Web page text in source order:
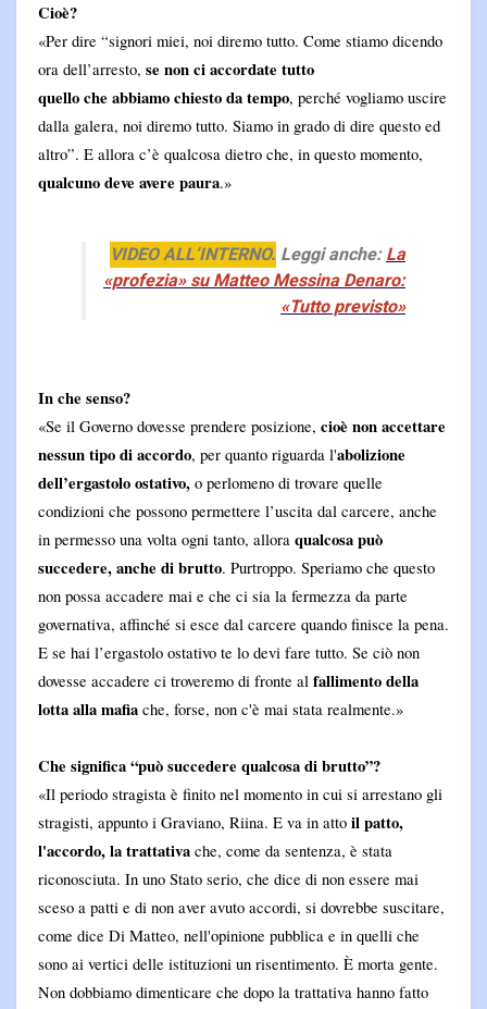
Cioè?
«Per dire “signori miei, noi diremo tutto. Come stiamo dicendo
ora dell’arresto, se non ci accordate tutto
quello che abbiamo chiesto da tempo, perché vogliamo uscire
dalla galera, noi diremo tutto. Siamo in grado di dire questo ed
altro”. E allora c’è qualcosa dietro che, in questo momento,
qualcuno deve avere paura.»
VIDEO ALL’INTERNO. Leggi anche:La
«profezia» su Matteo Messina Denaro:
«Tutto previsto»
In che senso?
«Se il Governo dovesse prendere posizione, cioè non accettare
nessun tipo di accordo, per quanto riguarda l'abolizione
dell’ergastolo ostativo, o perlomeno di trovare quelle
condizioni che possono permettere l’uscita dal carcere, anche
in permesso una volta ogni tanto, allora qualcosa può
succedere, anche di brutto. Purtroppo. Speriamo che questo
non possa accadere mai e che ci sia la fermezza da parte
governativa, affinché si esce dal carcere quando finisce la pena.
E se hai l’ergastolo ostativo te lo devi fare tutto. Se ciò non
dovesse accadere ci troveremo di fronte al fallimento della
lotta alla mafia che, forse, non c'è mai stata realmente.»
Che significa “può succedere qualcosa di brutto”?
«Il periodo stragista è finito nel momento in cui si arrestano gli
stragisti, appunto i Graviano, Riina. E va in atto il patto,
l'accordo, la trattativa che, come da sentenza, è stata
riconosciuta. In uno Stato serio, che dice di non essere mai
sceso a patti e di non aver avuto accordi, si dovrebbe suscitare,
come dice Di Matteo, nell'opinione pubblica e in quelli che
sono ai vertici delle istituzioni un risentimento. È morta gente.
Non dobbiamo dimenticare che dopo la trattativa hanno fatto